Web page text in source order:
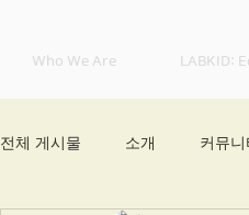
Who We Are LABKID:
전체 게시물 소개 커뮤니